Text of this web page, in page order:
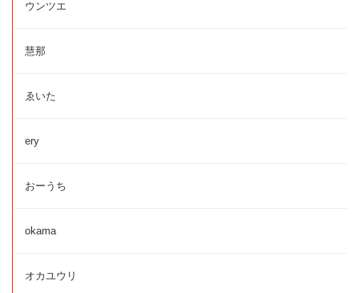
ウンツエ
慧那
ゑいた
ery
おーうち
okama
オカユウリ